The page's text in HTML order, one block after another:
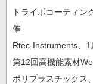
トライボコーティン
催
Rtec-Instruments、
第12回高機能素材
ポリプラスチックス